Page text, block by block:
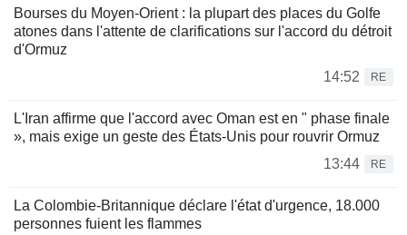
Bourses du Moyen-Orient : la plupart des places du Golfe
atones dans l'attente de clarifications sur l'accord du détroit
d'Ormuz
14:52
RE
L'Iran affirme que l'accord avec Oman est en " phase finale
», mais exige un geste des États-Unis pour rouvrir Ormuz
13:44
RE
La Colombie-Britannique déclare l'état d'urgence, 18.000
personnes fuient les flammes